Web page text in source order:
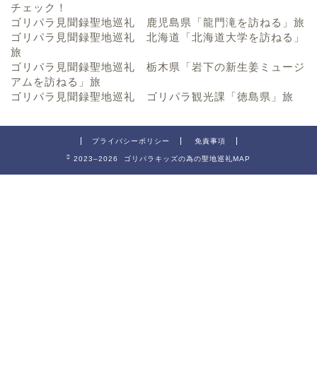
チェック！
ゴリパラ見聞録聖地巡礼 鹿児島県「龍門滝を訪ねる」旅
ゴリパラ見聞録聖地巡礼 北海道「北海道大学を訪ねる」
旅
ゴリパラ見聞録聖地巡礼 栃木県「岩下の新生姜ミュージ
アムを訪ねる」旅
ゴリパラ見聞録聖地巡礼 ゴリパラ観光課「徳島県」旅
プライバシーポリシー 免責事項
2023–2026 ゴリパラキッズの為の聖地巡礼MAP